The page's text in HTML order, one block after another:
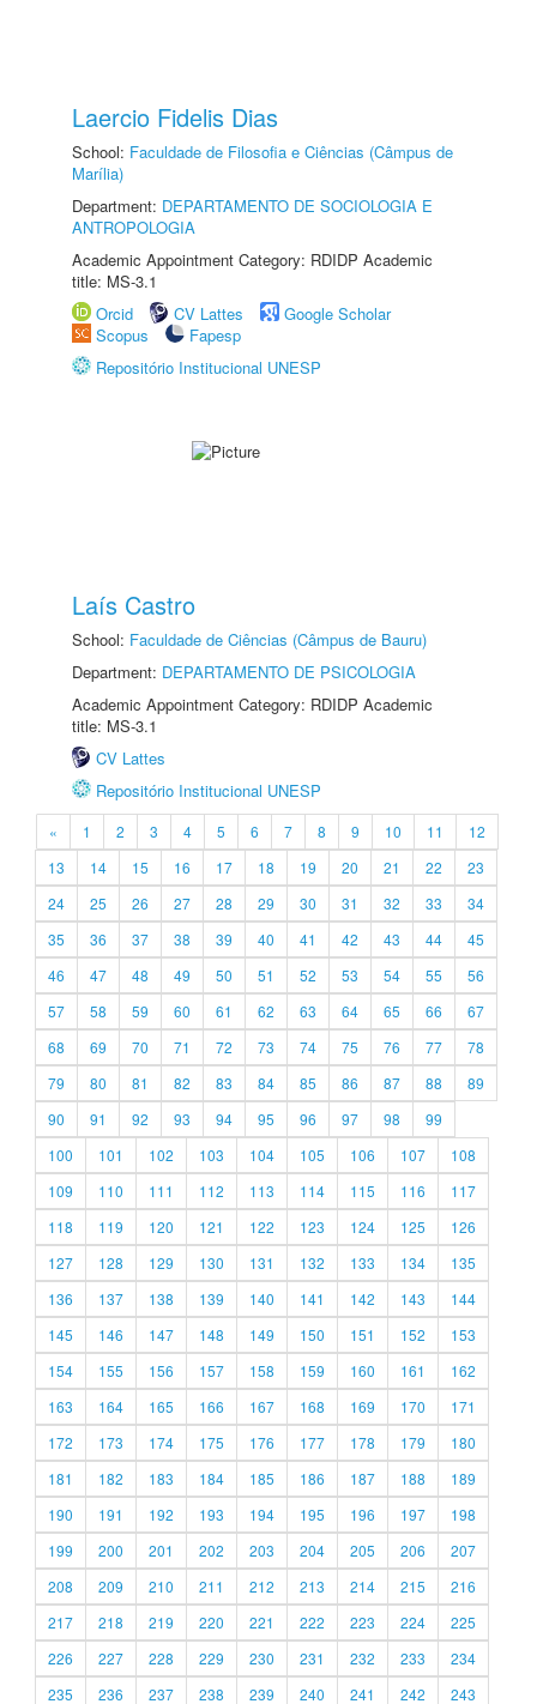
Laercio Fidelis Dias
School: Faculdade de Filosofia e Ciências (Câmpus de
Marília)
Department: DEPARTAMENTO DE SOCIOLOGIA E
ANTROPOLOGIA
Academic Appointment Category: RDIDP Academic
title: MS-3.1
Orcid
CV Lattes
Google Scholar
Scopus
Fapesp
Repositório Institucional UNESP
Laís Castro
School: Faculdade de Ciências (Câmpus de Bauru)
Department: DEPARTAMENTO DE PSICOLOGIA
Academic Appointment Category: RDIDP Academic
title: MS-3.1
CV Lattes
Repositório Institucional UNESP
« 1 2 3 4 5 6 7 8 9 10 11
12
13
14 15 16 17 18 19 20 21 22
23
24
25 26 27 28 29 30 31 32 33
34
35
36 37 38 39 40 41 42 43 44
45
46
47 48 49 50 51 52 53 54 55
56
57
58 59 60 61 62 63 64 65 66
67
68
69 70 71 72 73 74 75 76 77
78
79
80 81 82 83 84 85 86 87 88
89
90
91 92 93 94 95 96 97 98
99
100
101 102 103 104 105 106 107
108
109
110 111 112 113 114 115 116
117
118
119 120 121 122 123 124 125
126
127
128 129 130 131 132 133 134
135
136
137 138 139 140 141 142 143
144
145
146 147 148 149 150 151 152
153
154
155 156 157 158 159 160 161
162
163
164 165 166 167 168 169 170
171
172
173 174 175 176 177 178 179
180
181
182 183 184 185 186 187 188
189
190
191 192 193 194 195 196 197
198
199
200 201 202 203 204 205 206
207
208
209 210 211 212 213 214 215
216
217
218 219 220 221 222 223 224
225
226
227 228 229 230 231 232 233
234
235
236 237 238 239 240 241 242 243